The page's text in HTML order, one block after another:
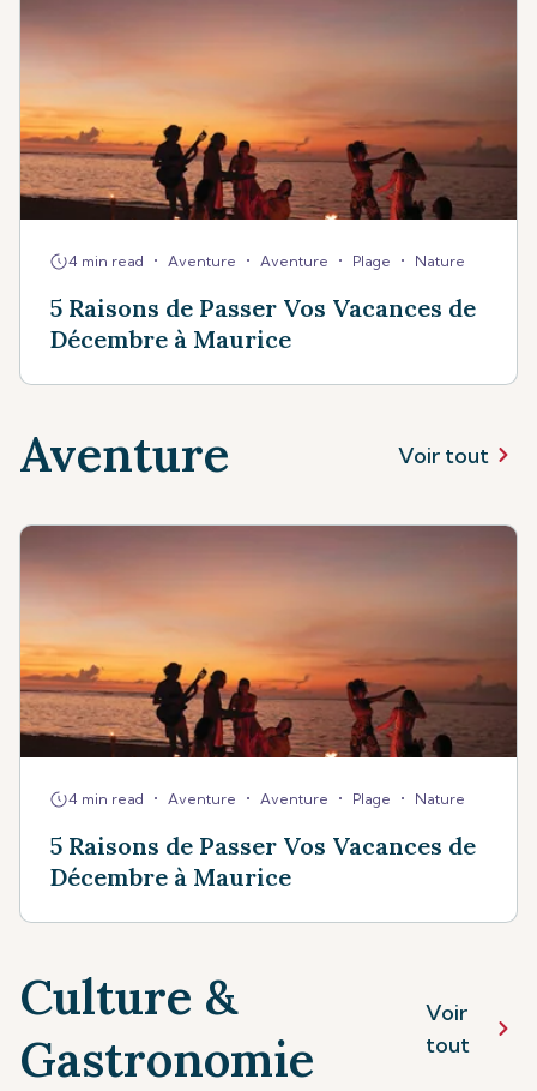
4 min read • Aventure • Aventure • Plage • Nature
5 Raisons de Passer Vos Vacances de
Décembre à Maurice
Aventure Voir tout
4 min read • Aventure • Aventure • Plage • Nature
5 Raisons de Passer Vos Vacances de
Décembre à Maurice
Culture &
Gastronomie
Voir
tout